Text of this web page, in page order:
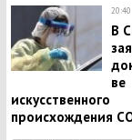
20:40
В
ве
искусственного
происхождения